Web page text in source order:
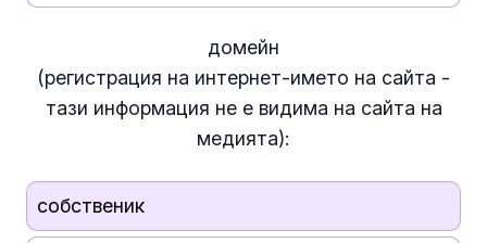
домейн
(регистрация на интернет-името на сайта -
тази информация не евидима на сайта на
медията):
собственик